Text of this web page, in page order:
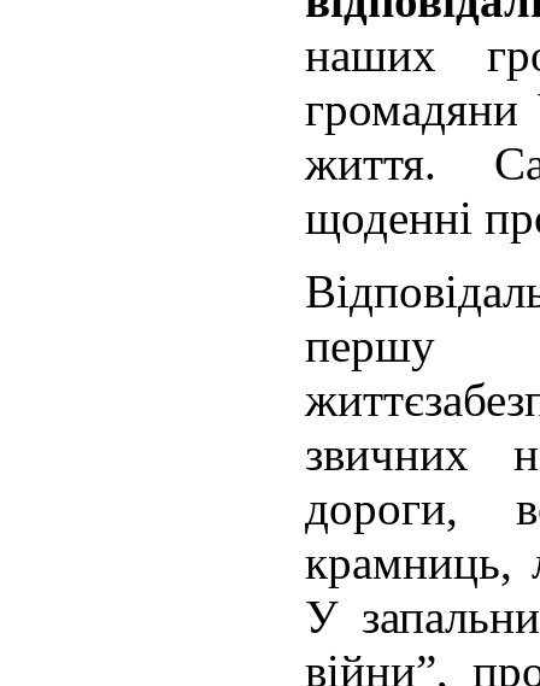
наших
громадяни
життя.
щоденні
першу
звичних
дороги,
крамниць,
У
війни”,